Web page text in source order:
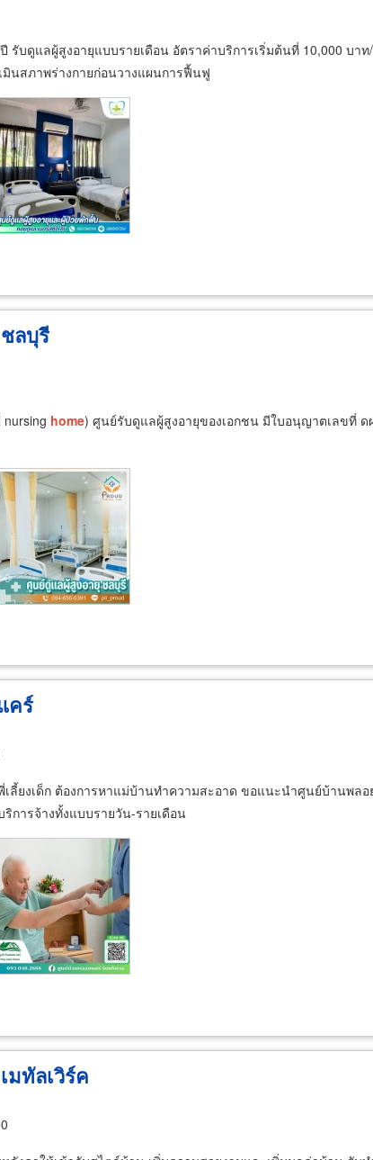
ดูแลผู้สูงอายุแบบรายเดือน อัตราค่าบริการเริ่มต้นที่ 10,000 บาท
นสภาพร่างกายก่อนวางแผนการฟื้นฟู
ลบุรี
home) ศูนย์รับดูแลผู้สูงอายุของเอกชน มีใบอนุญาตเลขที่ ด
คร์
ยงเด็ก ต้องการหาแม่บ้านทำความสะอาด ขอแนะนำศูนย์บ้านพล
การจ้างทั้งแบบรายวัน-รายเดือน
ทัลเวิร์ค